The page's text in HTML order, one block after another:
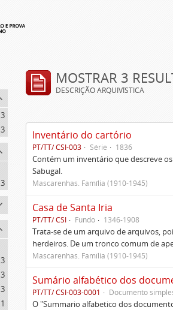
3
3
3
3
3
3
1
MOSTRAR 3
DESCRIÇÃO ARQUIVÍSTICA
Inventário do cartório
PT/TT/ CSI-003 Série 1836
Contém um inventário que descreve
Sabugal.
Mascarenhas. Família (1910-1945)
Casa de Santa Iria
PT/TT/ CSI Fundo 1346-1908
Trata-se de um arquivo de arquivos,
herdeiros. De um tronco comum de
Mascarenhas. Família (1910-1945)
PT/TT/ CSI-003-0001 Documento
O "Summario alfabetico dos